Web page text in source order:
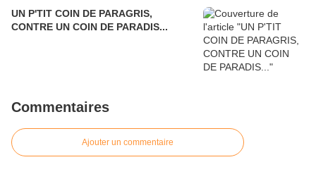
UN P'TIT COIN DE PARAGRIS,
CONTRE UN COIN DE PARADIS...
Commentaires
Ajouter un commentaire